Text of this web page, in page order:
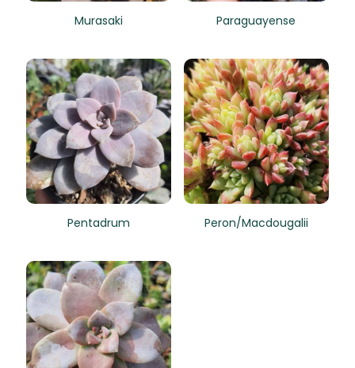
Murasaki Paraguayense
Pentadrum Peron/Macdougalii